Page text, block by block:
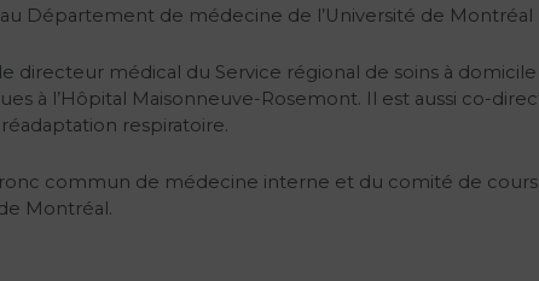
Département de médecine de l’Université de Montréal
directeur médical du Service régional de soins à domicile
à l’Hôpital Maisonneuve-Rosemont. Il est aussi co-
respiratoire.
commun de médecine interne et du comité de
Montréal.